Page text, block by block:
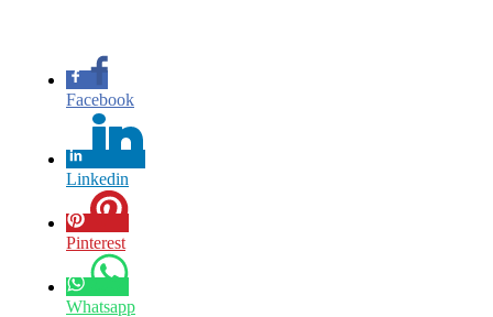
Facebook
Linkedin
Pinterest
Whatsapp